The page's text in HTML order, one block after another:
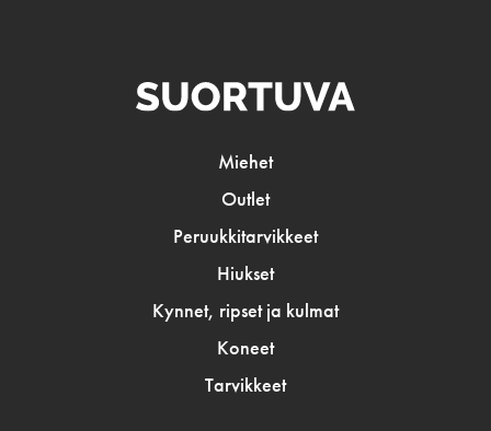
Miehet
Outlet
Peruukkitarvikkeet
Hiukset
Kynnet, ripset ja kulmat
Koneet
Tarvikkeet